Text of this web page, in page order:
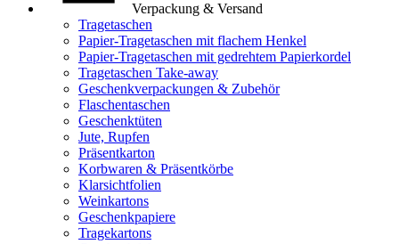
Verpackung & Versand
Tragetaschen
Papier-Tragetaschen mit flachem Henkel
Papier-Tragetaschen mit gedrehtem Papierkordel
Tragetaschen Take-away
Geschenkverpackungen & Zubehör
Flaschentaschen
Geschenktüten
Jute, Rupfen
Präsentkarton
Korbwaren & Präsentkörbe
Klarsichtfolien
Weinkartons
Geschenkpapiere
Tragekartons